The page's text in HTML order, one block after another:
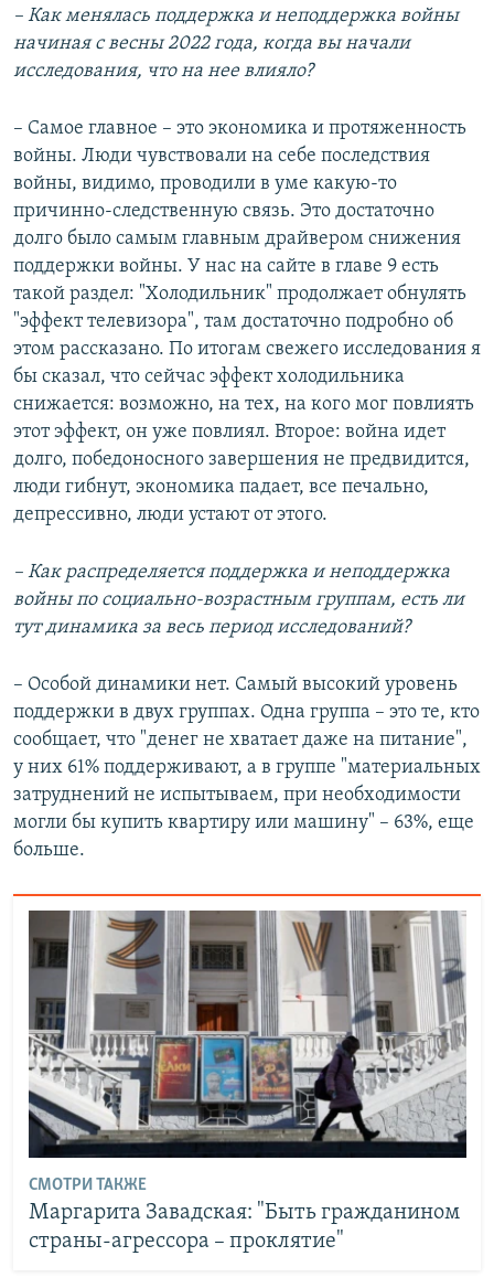
– Как менялась поддержка и неподдержка войны
начиная с весны 2022 года, когда вы начали
исследования, что на нее влияло?
– Самое главное – это экономика и протяженность
войны. Люди чувствовали на себе последствия
войны, видимо, проводили в уме какую-то
причинно-следственную связь. Это достаточно
долго было самым главным драйвером снижения
поддержки войны. У нас на сайте в главе 9 есть
такой раздел: "Холодильник" продолжает обнулять
"эффект телевизора", там достаточно подробно об
этом рассказано. По итогам свежего исследования я
бы сказал, что сейчас эффект холодильника
снижается: возможно, на тех, на кого мог повлиять
этот эффект, он уже повлиял. Второе: война идет
долго, победоносного завершения не предвидится,
люди гибнут, экономика падает, все печально,
депрессивно, люди устают от этого.
– Как распределяется поддержка и неподдержка
войны по социально-возрастным группам, есть ли
тут динамика за весь период исследований?
– Особой динамики нет. Самый высокий уровень
поддержки в двух группах. Одна группа – это те, кто
сообщает, что "денег не хватает даже на питание",
у них 61% поддерживают, а в группе "материальных
затруднений не испытываем, при необходимости
могли бы купить квартиру или машину" – 63%, еще
больше.
СМОТРИ ТАКЖЕ
Маргарита Завадская: "Быть гражданином
страны-агрессора – проклятие"